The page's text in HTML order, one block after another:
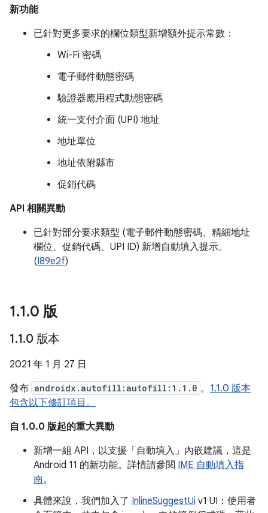
新功能
已針對更多要求的欄位類型新增額外提示常數：
Wi-Fi 密碼
電子郵件動態密碼
驗證器應用程式動態密碼
統一支付介面 (UPI) 地址
地址單位
地址依附縣市
促銷代碼
API 相關異動
已針對部分要求類型 (電子郵件動態密碼、精細地址
欄位、促銷代碼、UPI ID) 新增自動填入提示。
(I89e2f)
1.1.0 版
1.1.0 版本
2021 年 1 月 27 日
發布 androidx.autofill:autofill:1.1.0 。 1.1.0 版本
包含以下修訂項目。
自 1.0.0 版起的重大異動
新增一組 API，以支援「自動填入」內嵌建議，這是
Android 11 的新功能。詳情請參閱 IME 自動填入指
南。
具體來說，我們加入了 InlineSuggestUi v1 UI：使用者